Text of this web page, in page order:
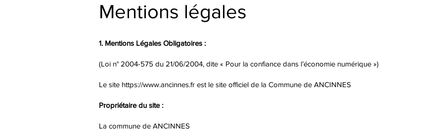
Mentions légales
1. Mentions Légales Obligatoires :
(Loi n° 2004-575 du 21/06/2004, dite « Pour la confiance dans l’économie numérique »)
Le site https://www.ancinnes.fr est le site officiel de la Commune de ANCINNES
Propriétaire du site :
La commune de ANCINNES